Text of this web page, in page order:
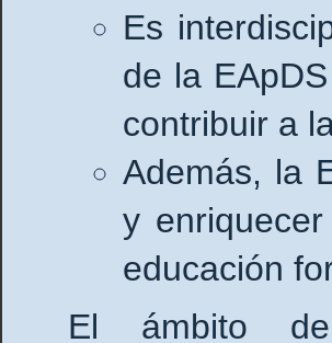
Es
de la
contribuir a
Además, la
y
educación
El ámbito